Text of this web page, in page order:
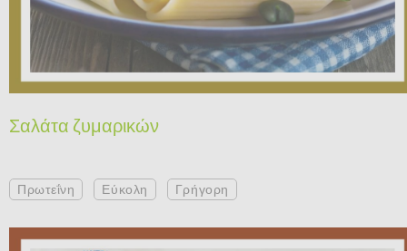
Σαλάτα ζυμαρικών
Πρωτεΐνη Εύκολη Γρήγορη